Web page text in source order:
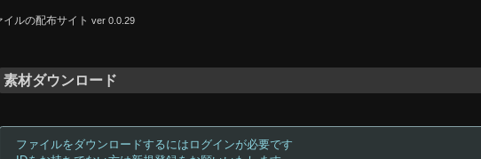
ルの配布サイト ver 0.0.29
素材ダウンロード
ファイルをダウンロードするにはログインが必要です